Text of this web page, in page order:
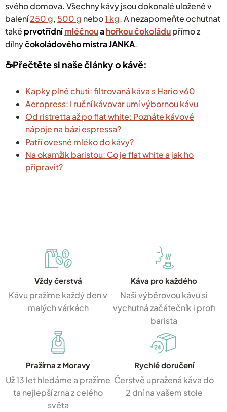
svého domova. Všechny kávy jsou dokonalé uložené v
balení250 g, 500 g nebo1 kg.A nezapomeňte ochutnat
také prvotřídnímléčnouahořkou čokoládupřímo z
dílnyčokoládového mistra JANKA.
☕️Přečtěte si naše články o kávě:
Kapky plné chuti: filtrovaná káva s Hario v60
Aeropress: I ruční kávovar umí výbornou kávu
Od ristretta až po flat white: Poznáte kávové
nápoje na bázi espressa?
Patří ovesné mléko do kávy?
Na okamžik baristou: Co je flat white a jak ho
připravit?
Vždy čerstvá
Kávu pražíme každý den v
malých várkách
Káva pro každého
Naši výběrovou kávu si
vychutná začátečník i profi
barista
Pražírna z Moravy
Už 13 let hledáme a pražíme
ta nejlepší zrna z celého
světa
Rychlé doručení
Čerstvě upražená káva do
2 dní na vašem stole